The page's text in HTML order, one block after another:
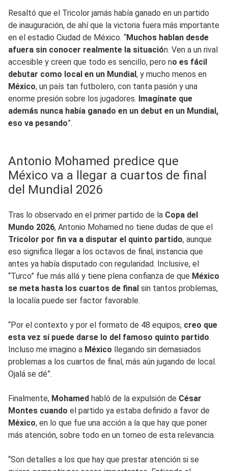
Resaltó que el Tricolor jamás había ganado en un partido
de inauguración, de ahí que la victoria fuera más importante
en el estadio Ciudad de México. “Muchos hablan desde
afuera sin conocer realmente la situación. Ven a un rival
accesible y creen que todo es sencillo, pero no es fácil
debutar como local en un Mundial, y mucho menos en
México, un país tan futbolero, con tanta pasión y una
enorme presión sobre los jugadores. Imagínate que
además nunca había ganado en un debut en un Mundial,
eso va pesando”.
Antonio Mohamed predice que
México va a llegar a cuartos de final
del Mundial 2026
Tras lo observado en el primer partido de la Copa del
Mundo 2026, Antonio Mohamed no tiene dudas de que el
Tricolor por fin va a disputar el quinto partido, aunque
eso significa llegar a los octavos de final, instancia que
antes ya había disputado con regularidad. Inclusive, el
“Turco” fue más allá y tiene plena confianza de que México
se meta hasta los cuartos de final sin tantos problemas,
la localía puede ser factor favorable.
“Por el contexto y por el formato de 48 equipos, creo que
esta vez sí puede darse lo del famoso quinto partido.
Incluso me imagino a México llegando sin demasiados
problemas a los cuartos de final, más aún jugando de local.
Ojalá se dé”.
Finalmente, Mohamed habló de la expulsión de César
Montes cuando el partido ya estaba definido a favor de
México, en lo que fue una acción a la que hay que poner
más atención, sobre todo en un torneo de esta relevancia.
“Son detalles a los que hay que prestar atención si se